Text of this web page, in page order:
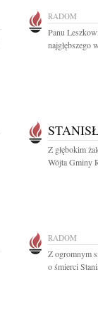
RADOM
Panu
najgłębszego
Z głębokim
Wójta Gminy
RADOM
Z ogromnym
o śmierci